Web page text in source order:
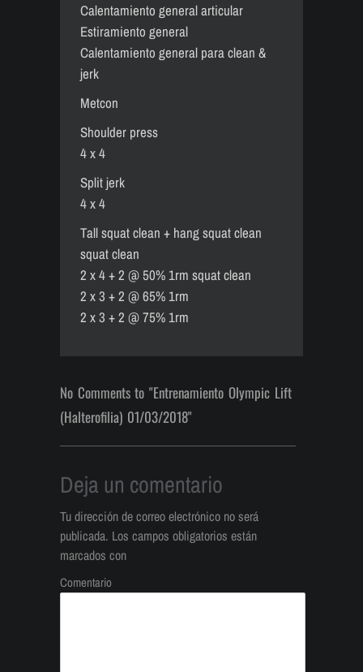
Calentamiento general articular
Estiramiento general
Calentamiento general para clean &
jerk
Metcon
Shoulder press
4 x 4
Split jerk
4 x 4
Tall squat clean + hang squat clean
squat clean
2 x 4 + 2 @ 50% 1rm squat clean
2 x 3 + 2 @ 65% 1rm
2 x 3 + 2 @ 75% 1rm
No Comments to "Entrenamiento Olympic Lift
(Halterofilia) 01/03/2018"
Deja un comentario
Tu dirección de correo electrónico no será
publicada. Los campos obligatorios están
marcados con
Comentario